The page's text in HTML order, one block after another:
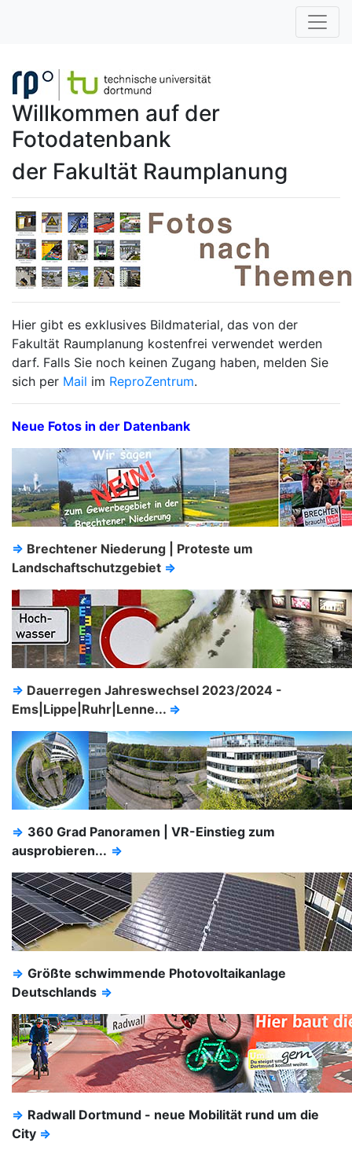
Willkommen auf der
Fotodatenbank
der Fakultät Raumplanung
Hier gibt es exklusives Bildmaterial, das von der
Fakultät Raumplanung kostenfrei verwendet werden
darf. Falls Sie noch keinen Zugang haben, melden Sie
sich per Mail im ReproZentrum.
Neue Fotos in der Datenbank
⇒ Brechtener Niederung | Proteste um
Landschaftschutzgebiet ⇒
⇒ Dauerregen Jahreswechsel 2023/2024 -
Ems|Lippe|Ruhr|Lenne... ⇒
⇒ 360 Grad Panoramen | VR-Einstieg zum
ausprobieren... ⇒
⇒ Größte schwimmende Photovoltaikanlage
Deutschlands ⇒
⇒ Radwall Dortmund - neue Mobilität rund um die
City ⇒